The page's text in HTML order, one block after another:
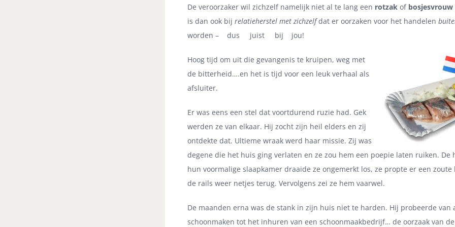
De veroorzaker wil zichzelf namelijk niet al te lang een rotzak of bosjesvrouw
is dan ook bij relatieherstel met zichzelfdat er oorzaken voor het handelen
worden – dus juist bij jou!
Hoog tijd om uit die gevangenis te kruipen, weg met
de bitterheid….en het is tijd voor een leuk verhaal als
afsluiter.
Er was eens een stel dat voortdurend ruzie had. Gek
werden ze van elkaar. Hij zocht zijn heil elders en zij
ontdekte dat. Ultieme wraak werd haar missie. Zij was
degene die het huis ging verlaten en ze zou hem een poepie laten ruiken.
hun voormalige slaapkamer draaide ze ongemerkt los, ze propte er een
de rails weer netjes terug. Vervolgens zei ze hem vaarwel.
De maanden erna was de stank in zijn huis niet te harden. Hij probeerde van
schoonmaken tot het inhuren van een schoonmaakbedrijf… de oorzaak van